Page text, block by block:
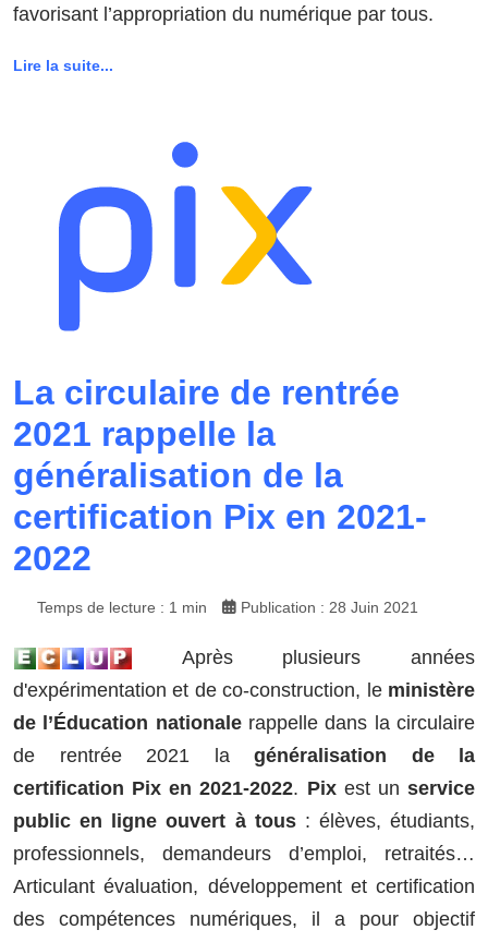
favorisant l’appropriation du numérique par tous.
Lire la suite...
La circulaire de rentrée
2021 rappelle la
généralisation de la
certification Pix en 2021-
2022
Temps de lecture : 1 min Publication : 28 Juin 2021
Après plusieurs années
d'expérimentation et de co-construction, leministère
de l’Éducation nationalerappelle dans la circulaire
de rentrée 2021 la généralisation de la
certification Pix en 2021-2022. Pixest unservice
public en ligne ouvert à tous: élèves, étudiants,
professionnels, demandeurs d’emploi, retraités…
Articulant évaluation, développement et certification
des compétences numériques, il a pour objectif